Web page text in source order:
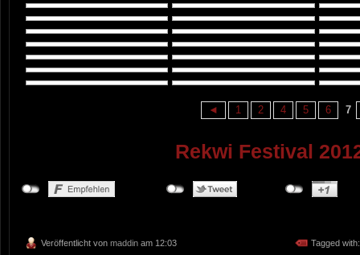
◄ 1 2 4 5 6 7
Rekwi Festival
Veröffentlicht von maddin am 12:03 Tagged